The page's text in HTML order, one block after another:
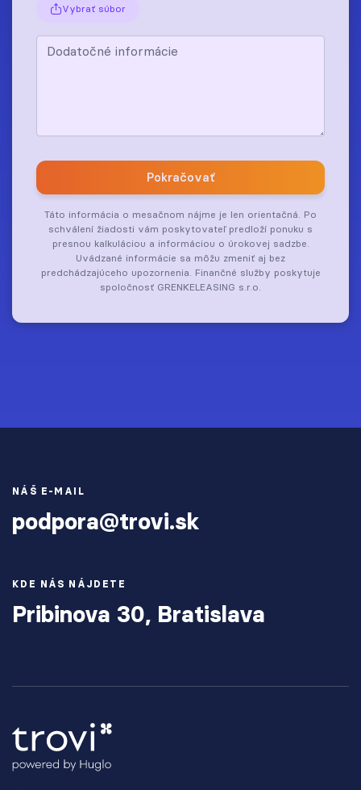
Vybrať súbor
Pokračovať
Táto informácia o mesačnom nájme je len orientačná. Po
schválení žiadosti vám poskytovateľ predloží ponuku s
presnou kalkuláciou a informáciou o úrokovej sadzbe.
Uvádzané informácie sa môžu zmeniť aj bez
predchádzajúceho upozornenia. Finančné služby poskytuje
spoločnosť GRENKELEASING s.r.o.
NÁŠ E-MAIL
podpora@trovi.sk
KDE NÁS NÁJDETE
Pribinova 30, Bratislava